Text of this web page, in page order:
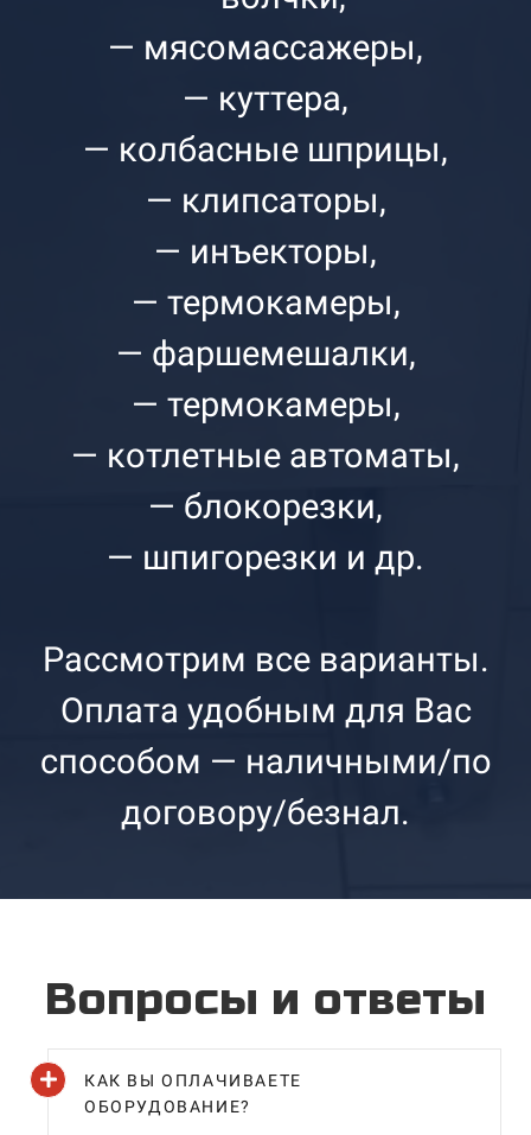
— мясомассажеры,
— куттера,
— колбасные шприцы,
— клипсаторы,
— инъекторы,
— термокамеры,
— фаршемешалки,
— термокамеры,
— котлетные автоматы,
— блокорезки,
— шпигорезки и др.
Рассмотрим все варианты.
Оплата удобным для Вас
способом — наличными/по
договору/безнал.
Вопросы и ответы
КАК ВЫ ОПЛАЧИВАЕТЕ
ОБОРУДОВАНИЕ?